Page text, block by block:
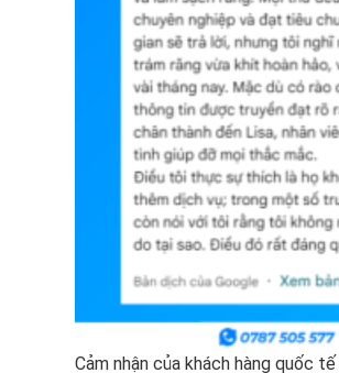
Cảm nhận của khách hàng quốc